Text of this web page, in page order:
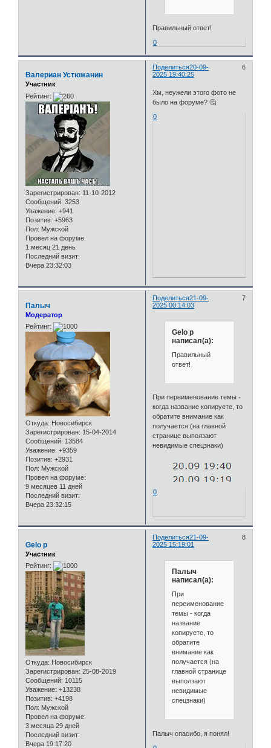
Правильный ответ!
0
Поделиться 6
20-09-
2025 19:40:25
Валериан Устюжанин
Участник
Рейтинг:
Зарегистрирован: 11-10-2012
Сообщений: 3253
Уважение: +941
Позитив: +5963
Пол: Мужской
Провел на форуме:
1 месяц 21 день
Последний визит:
Вчера 23:32:03
Хм, неужели этого фото не
было на форуме? 🤔
0
Поделиться 7
21-09-
2025 00:14:03
Палыч
Модератор
Рейтинг:
Откуда: Новосибирск
Зарегистрирован: 15-04-2014
Сообщений: 13584
Уважение: +9359
Позитив: +2931
Пол: Мужской
Провел на форуме:
9 месяцев 11 дней
Последний визит:
Вчера 23:32:15
Gelo p
написал(а):
Правильный
ответ!
При переименование темы -
когда название копируете, то
обратите внимание как
получается (на главной
странице выползают
невидимые спецзнаки)
0
Поделиться 8
21-09-
2025 15:19:01
Gelo p
Участник
Рейтинг:
Откуда: Новосибирск
Зарегистрирован: 25-08-2019
Сообщений: 10115
Уважение: +13238
Позитив: +4198
Пол: Мужской
Провел на форуме:
3 месяца 29 дней
Последний визит:
Вчера 19:17:20
Палыч
написал(а):
При
переименование
темы - когда
название
копируете, то
обратите
внимание как
получается (на
главной странице
выползают
невидимые
спецзнаки)
Палыч спасибо, я понял!